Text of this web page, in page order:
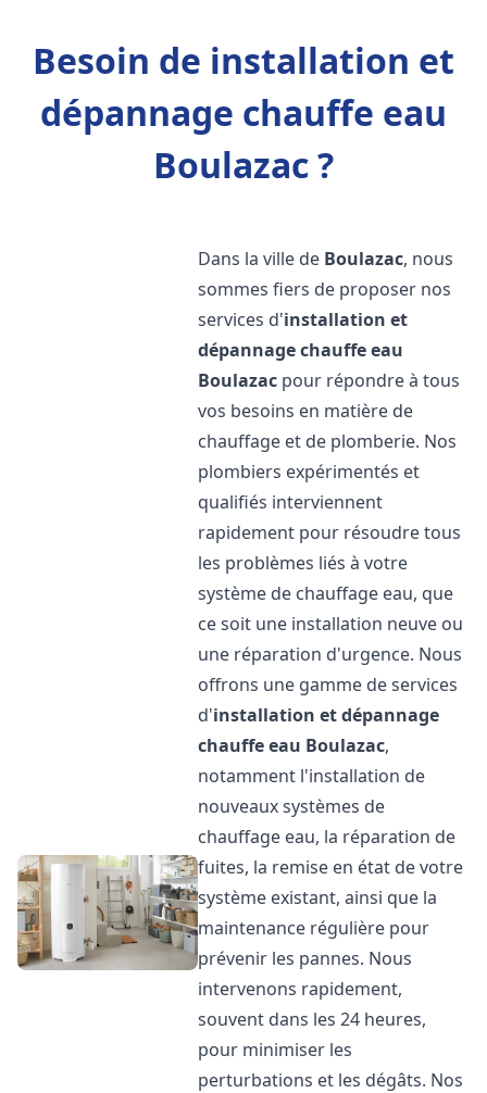
Besoin de installation et
dépannage chauffe eau
Boulazac ?
Dans la ville de Boulazac, nous
sommes fiers de proposer nos
services d'installation et
dépannage chauffe eau
Boulazac pour répondre à tous
vos besoins en matière de
chauffage et de plomberie. Nos
plombiers expérimentés et
qualifiés interviennent
rapidement pour résoudre tous
les problèmes liés à votre
système de chauffage eau, que
ce soit une installation neuve ou
une réparation d'urgence. Nous
offrons une gamme de services
d'installation et dépannage
chauffe eau Boulazac,
notamment l'installation de
nouveaux systèmes de
chauffage eau, la réparation de
fuites, la remise en état de votre
système existant, ainsi que la
maintenance régulière pour
prévenir les pannes. Nous
intervenons rapidement,
souvent dans les 24 heures,
pour minimiser les
perturbations et les dégâts. Nos